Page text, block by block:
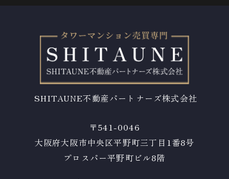
SHITAUNE不動産パートナーズ株式会社
〒541-0046
大阪府大阪市中央区​​​​​​​平野町三丁目1番8号
プロスパー平野町ビル8階